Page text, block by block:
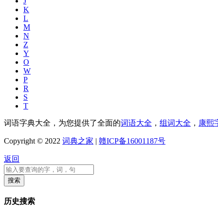
K
L
M
N
Z
Y
O
W
P
R
S
T
词语字典大全，为您提供了全面的词语大全 ， 组词大全 ， 康熙
Copyright © 2022 词典之家 | 赣ICP备16001187号
返回
历史搜索